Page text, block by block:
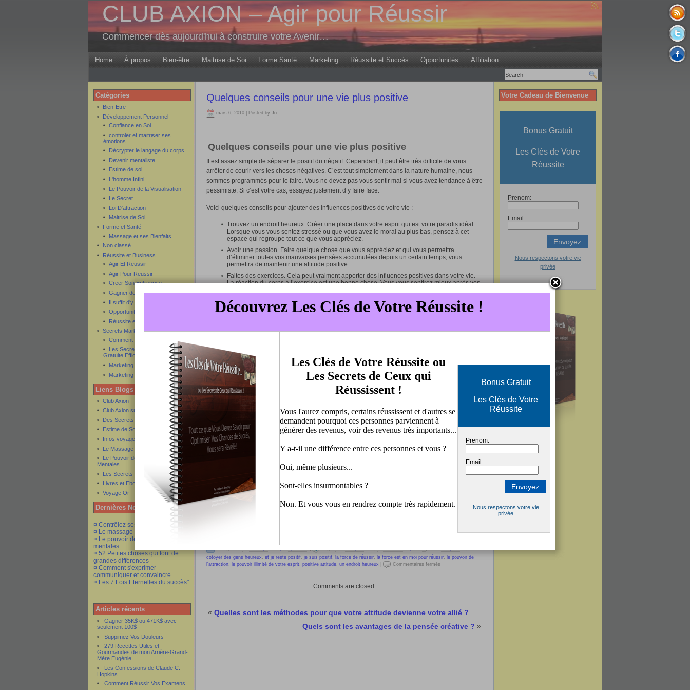
CLUB AXION – Agir pour Réussir
Commencer dès aujourd'hui à construire votre Avenir…
Home À propos Bien-être Maitrise de Soi Forme Santé Marketing Réussite et Succès Opportunités Affiliation
Catégories
Bien-Etre
Développement Personnel
Confiance en Soi
controler et maitriser ses
émotions
Décrypter le langage du corps
Devenir mentaliste
Estime de soi
L'homme Infini
Le Pouvoir de la Visualisation
Le Secret
Loi D'attraction
Maitrise de Soi
Forme et Santé
Massage et ses Bienfaits
Non classé
Réussite et Business
Agir Et Reussir
Agir Pour Reussir
Creer Son Entreprise
Gagner de l'argent
Il suffit d'y croire pour y arriver
Opportunités
Réussite et Succès
Secrets Marketing
Comment créer son ebook
Les Secrets de la Publicité
Gratuite Efficace
Marketing Internet
Marketing Par Email
Liens Blogs Amis
Club Axion
Club Axion sur Twitter
Des Secrets
Estime de Soi
Infos voyage pas cher
Le Massage et ses Secrets
Le Pouvoir des Commandes
Mentales
Les Secrets de l'Attraction
Livres et Ebooks Gratuits
Voyage Or – Voyage de Rêve
Dernières Nouveautés
¤ Contrôlez ses émotions
¤ Le massage et ses bienfaits
¤ Le pouvoir des commandes
mentales
¤ 52 Petites choses qui font de
grandes différences
¤ Comment s'exprimer
communiquer et convaincre
¤ Les 7 Lois Eternelles du succès"
Articles récents
Gagner 35K$ ou 471K$ avec
seulement 100$
Suppimez Vos Douleurs
279 Recettes Utiles et
Gourmandes de mon Arrière-Grand-
Mère Eugénie
Les Confessions de Claude C.
Hopkins
Comment Réussir Vos Examens
Quelques conseils pour une vie plus positive
mars 6, 2010 | Posted by Jo
Quelques conseils pour une vie plus positive
Il est assez simple de séparer le positif du négatif. Cependant, il peut être très difficile de vous
arrêter de courir vers les choses négatives. C’est tout simplement dans la nature humaine, nous
sommes programmés pour le faire. Vous ne devez pas vous sentir mal si vous avez tendance à être
pessimiste. Si c’est votre cas, essayez justement d’y faire face.
Voici quelques conseils pour ajouter des influences positives de votre vie :
Trouvez un endroit heureux. Créer une place dans votre esprit qui est votre paradis idéal.
Lorsque vous vous sentez stressé ou que vous avez le moral au plus bas, pensez à cet
espace qui regroupe tout ce que vous appréciez.
Avoir une passion. Faire quelque chose que vous appréciez et qui vous permettra
d’éliminer toutes vos mauvaises pensées accumulées depuis un certain temps, vous
permettra de maintenir une attitude positive.
Faites des exercices. Cela peut vraiment apporter des influences positives dans votre vie.
La réaction du corps à l’exercice est une bonne chose. Vous vous sentirez mieux après vos
Trouver des affirmations. Les affirmations sont des dictons, des vers ou tout autre texte qui
de retrouver le moral en un instant.
Ignorer les règles. Vous pouvez finir par avoir un moment de plaisir tout simplement parce
que vous faites quelque chose qui vous a été expressément demandé de ne pas faire.
Défier l’autorité peut vous permettre d’avoir une poussée d’adrénaline.
Ne contournez pas les défis. Acceptez les défis que la vie ou les personnes vous imposent
et essayez de trouver des moyens de les surmonter. La satisfaction du devoir accompli vous
permettra de prendre confiance vous et de voir la vie de manière beaucoup plus agréable.
Vous pouvez prendre ces conseils et en tirer parti. Vous pouvez certainement trouver des choses
qui vous permettront de vous rendre heureux, de vous faire sourire… Cela vous guidera pour
adopter une attitude positive dans toutes les circonstances de votre vie.
Pour en savoir plus détails et description
cotoyer des gens heureux , et je reste positif, je suis positif, la force de réussir, la force est en moi pour réussir, le pouvoir de
l'attraction, le pouvoir illimité de votre esprit, positive attitude, un endroit heureux Commentaires fermés
Comments are closed.
« Quelles sont les méthodes pour que votre attitude devienne votre allié ?
Quels sont les avantages de la pensée créative ? »
Votre Cadeau de Bienvenue
Bonus Gratuit
Les Clés de Votre
Réussite
Prenom:
Email:
Nous respectons votre vie
privée